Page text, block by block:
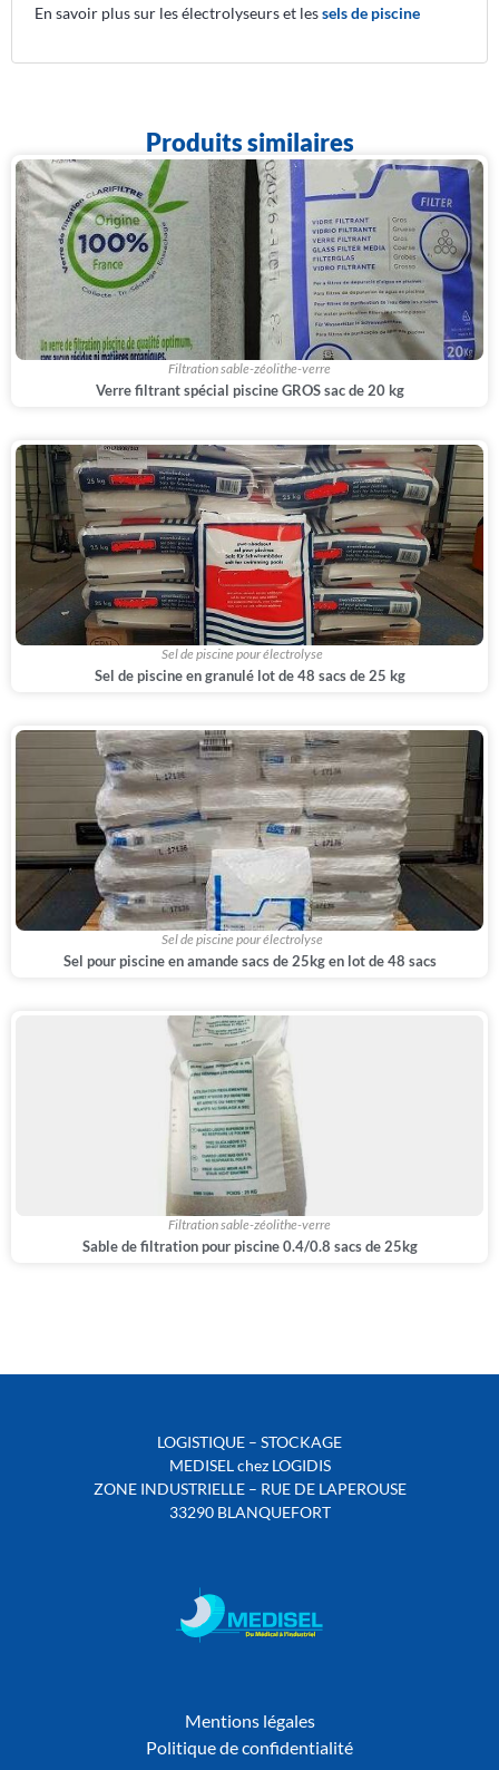
En savoir plus sur les électrolyseurs et lessels de piscine
Produits similaires
Filtration sable-zéolithe-verre
Verre filtrant spécial piscine GROS sac de 20 kg
Sel de piscine pour électrolyse,,
Sel de piscine en granulé lot de 48 sacs de 25 kg
Sel de piscine pour électrolyse,,
Sel pour piscine en amande sacs de 25kg en lot de 48 sacs
Filtration sable-zéolithe-verre
Sable de filtration pour piscine 0.4/0.8 sacs de 25kg
LOGISTIQUE – STOCKAGE
MEDISEL chez LOGIDIS
ZONE INDUSTRIELLE – RUE DE LAPEROUSE
33290 BLANQUEFORT
Mentions légales
Politique de confidentialité